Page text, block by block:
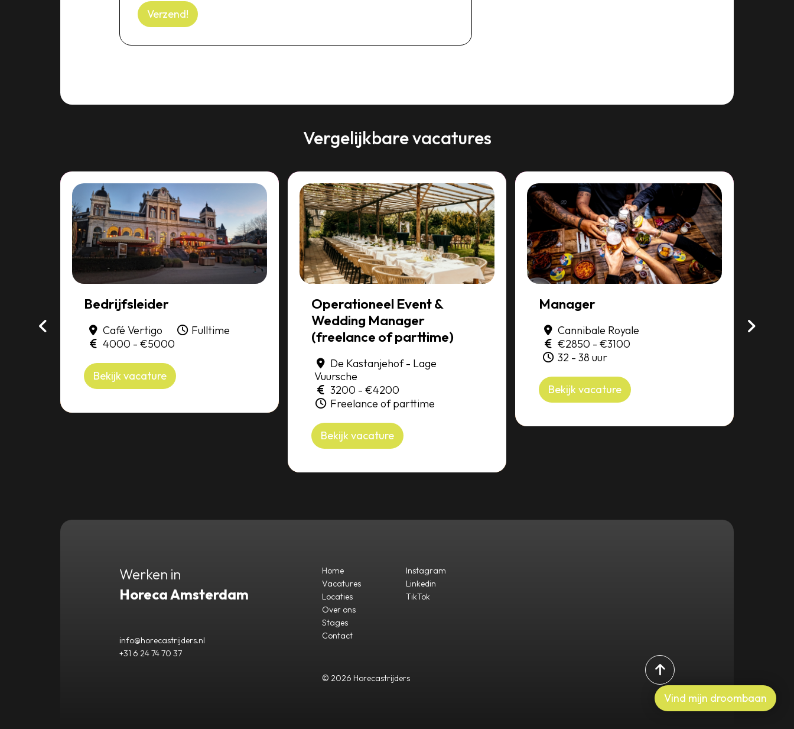
Verzend!
Vergelijkbare vacatures
Bedrijfsleider
Café Vertigo
Fulltime
4000 - €5000
Bekijk vacature
Operationeel Event &
Wedding Manager
(freelance of parttime)
De Kastanjehof - Lage
Vuursche
3200 - €4200
Freelance of parttime
Bekijk vacature
Manager
Cannibale Royale
€2850 - €3100
32 - 38 uur
Bekijk vacature
Werken in
Horeca Amsterdam
info@horecastrijders.nl
+31 6 24 74 70 37
Home
Vacatures
Locaties
Over ons
Stages
Contact
Instagram
Linkedin
TikTok
© 2026 Horecastrijders
Vind mijn droombaan